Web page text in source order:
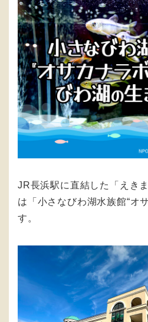
JR長浜駅に直結した「えき
は「小さなびわ湖水族館“オ
す。